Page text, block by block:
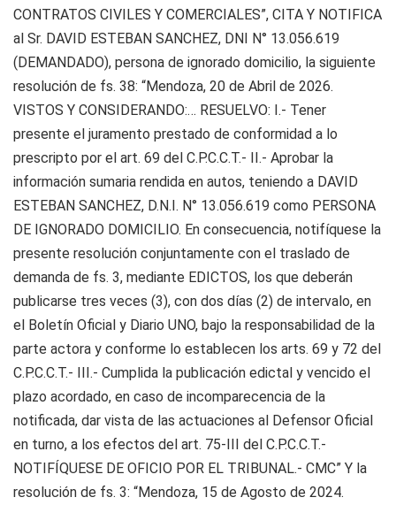
CONTRATOS CIVILES Y COMERCIALES”, CITA Y NOTIFICA
al Sr. DAVID ESTEBAN SANCHEZ, DNI N° 13.056.619
(DEMANDADO), persona de ignorado domicilio, la siguiente
resolución de fs. 38: “Mendoza, 20 de Abril de 2026.
VISTOS Y CONSIDERANDO:… RESUELVO: I.- Tener
presente el juramento prestado de conformidad a lo
prescripto por el art. 69 del C.P.C.C.T.- II.- Aprobar la
información sumaria rendida en autos, teniendo a DAVID
ESTEBAN SANCHEZ, D.N.I. N° 13.056.619 como PERSONA
DE IGNORADO DOMICILIO. En consecuencia, notifíquese la
presente resolución conjuntamente con el traslado de
demanda de fs. 3, mediante EDICTOS, los que deberán
publicarse tres veces (3), con dos días (2) de intervalo, en
el Boletín Oficial y Diario UNO, bajo la responsabilidad de la
parte actora y conforme lo establecen los arts. 69 y 72 del
C.P.C.C.T.- III.- Cumplida la publicación edictal y vencido el
plazo acordado, en caso de incomparecencia de la
notificada, dar vista de las actuaciones al Defensor Oficial
en turno, a los efectos del art. 75-III del C.P.C.C.T.-
NOTIFÍQUESE DE OFICIO POR EL TRIBUNAL.- CMC” Y la
resolución de fs. 3: “Mendoza, 15 de Agosto de 2024.